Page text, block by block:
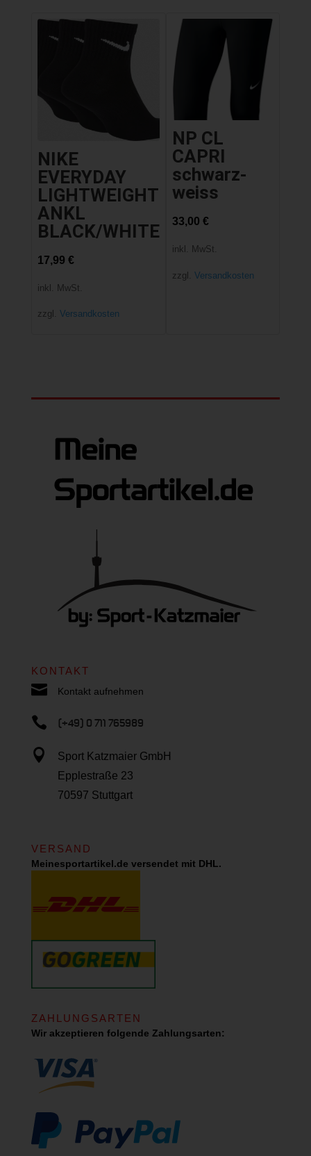
NIKE
EVERYDAY
LIGHTWEIGHT
ANKL
BLACK/WHITE
17,99 €
inkl. MwSt.
zzgl. Versandkosten
NP CL
CAPRI
schwarz-
weiss
33,00 €
inkl. MwSt.
zzgl. Versandkosten
KONTAKT
 Kontakt aufnehmen
 (+49) 0 711 765989

Sport Katzmaier GmbH
Epplestraße 23
70597 Stuttgart
VERSAND
Meinesportartikel.de versendet mit DHL.
ZAHLUNGSARTEN
Wir akzeptieren folgende Zahlungsarten: